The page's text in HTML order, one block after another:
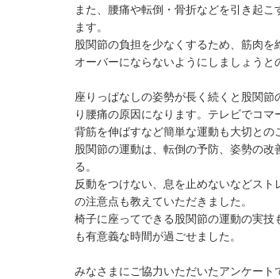
また、腰痛や転倒・骨折などを引き起こ
ます。
股関節の負担を少なくするため、筋肉を
オーバーにならないようにしましょうと
座りっぱなしの姿勢が長く続くと股関節
り腰痛の原因になります。テレビでコマ
背筋を伸ばすなど簡単な運動も大切との
股関節の運動は、転倒の予防、姿勢の改
る。
反動をつけない、息を止めないなどスト
の注意点も教えていただきました。
椅子に座ってできる股関節の運動の実技
も有意義な時間が過ごせました。
みなさまにご協力いただいたアンケート